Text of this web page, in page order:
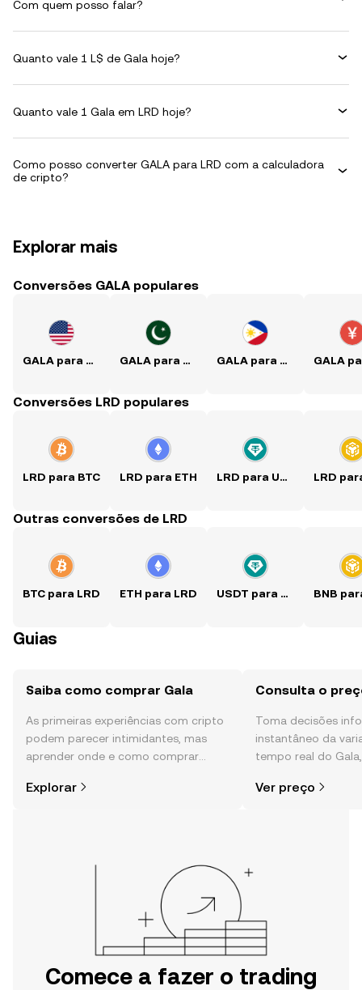
Com quem posso falar?
Quanto vale 1 L$ de Gala hoje?
Quanto vale 1 Gala em LRD hoje?
Como posso converter GALA para LRD com a calculadora
de cripto?
Explorar mais
Conversões GALA populares
GALA para USD GALA para PKR GALA para PHP
Conversões LRD populares
LRD para BTC LRD para ETH LRD para USDT
Outras conversões de LRD
BTC para LRD ETH para LRD USDT para LRD
Guias
Saiba como comprar Gala
As primeiras experiências com cripto
podem parecer intimidantes, mas
aprender onde e como comprar
Começa a tua viagem na aplicação
Explorar
Consulta o
Toma decisões
instantâneo da
tempo real do
Ver preço
Comece a fazer o trading